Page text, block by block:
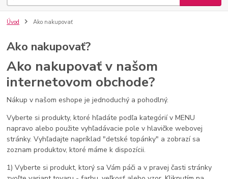
Úvod Ako nakupovať
Ako nakupovať?
Ako nakupovať v našom
internetovom obchode?
Nákup v našom eshope je jednoduchý a pohodlný.
Vyberte si produkty, ktoré hľadáte podľa kategórií v MENU
napravo alebo použite vyhľadávacie pole v hlavičke webovej
stránky. Vyhľadajte napríklad "detské topánky" a zobrazí sa
zoznam produktov, ktoré máme k dispozícii.
1) Vyberte si produkt, ktorý sa Vám páči a v pravej časti stránky